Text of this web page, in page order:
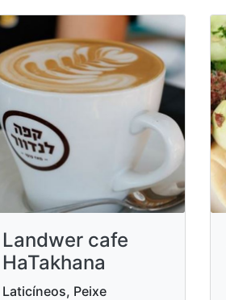
Landwer cafe
HaTakhana
Laticíneos, Peixe